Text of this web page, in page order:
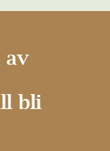
av
bli